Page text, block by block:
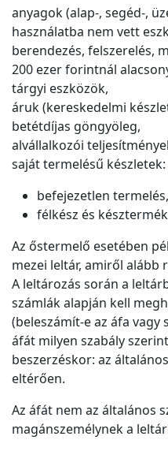
anyagok (alap-, segéd-,
használatba nem vett
berendezés, felszerelés,
200 ezer forintnál
tárgyi eszközök,
áruk (kereskedelmi
betétdíjas göngyöleg,
alvállalkozói
saját termelésű készletek:
befejezetlen termelés,
félkész és
Az őstermelő esetében
mezei leltár, amiről alább
A leltározás során a
számlák alapján kell
(beleszámít-e az áfa
áfát milyen szabály
beszerzéskor: az
eltérően.
Az áfát nem az általános
magánszemélynek a